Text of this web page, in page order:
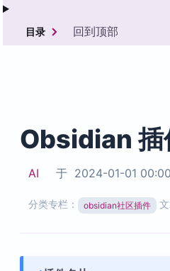
目录 回到顶部
Obsidian
AI 于 2024-01-01 00:00
分类专栏： obsidian社区插件